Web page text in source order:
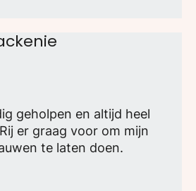
geholpen en altijd heel
er graag voor om mijn
te laten doen.